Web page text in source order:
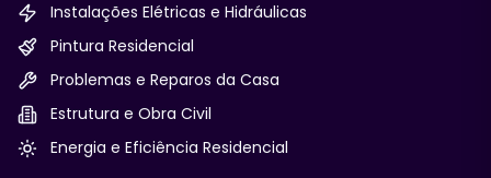
Instalações Elétricas e Hidráulicas
Pintura Residencial
Problemas e Reparos da Casa
Estrutura e Obra Civil
Energia e Eficiência Residencial